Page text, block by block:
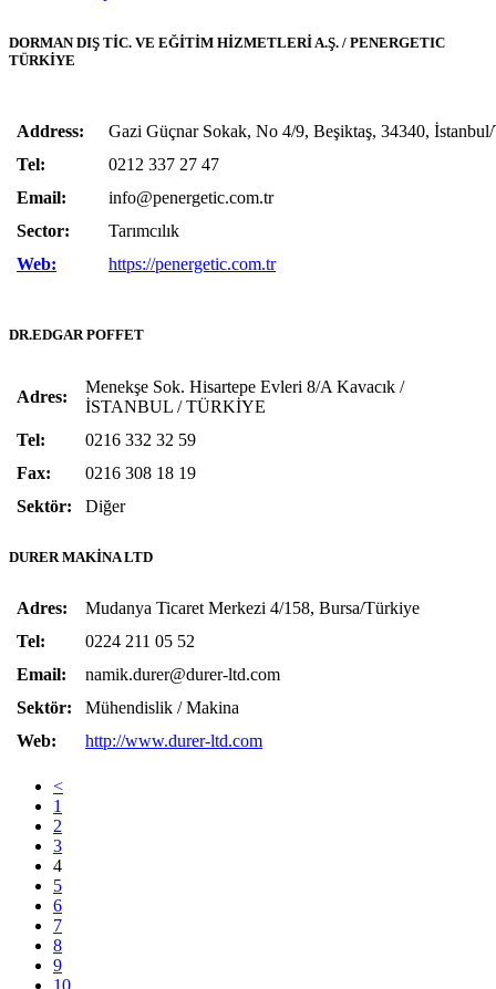
DORMAN DIŞ TİC. VE EĞİTİM HİZMETLERİ A.Ş. / PENERGETIC
TÜRKİYE
Address:
Gazi Güçnar Sokak, No 4/9, Beşiktaş, 34340,
Tel:
0212 337 27 47
Email:
info@penergetic.com.tr
Sector:
Tarımcılık
Web:
https://penergetic.com.tr
DR.EDGAR POFFET
Adres:
Menekşe Sok. Hisartepe Evleri 8/A Kavacık /
İSTANBUL / TÜRKİYE
Tel:
0216 332 32 59
Fax:
0216 308 18 19
Sektör:
Diğer
DURER MAKİNA LTD
Adres:
Mudanya Ticaret Merkezi 4/158, Bursa/Türkiye
Tel:
0224 211 05 52
Email:
namik.durer@durer-ltd.com
Sektör:
Mühendislik / Makina
Web:
http://www.durer-ltd.com
<
1
2
3
4
5
6
7
8
9
10